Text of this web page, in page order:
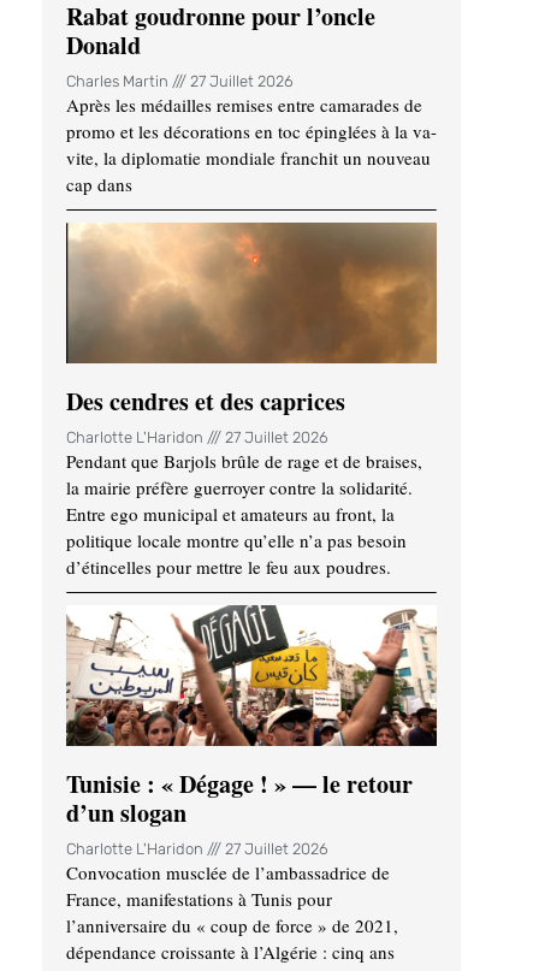
Rabat goudronne pour l’oncle
Donald
Charles Martin 27 Juillet 2026
Après les médailles remises entre camarades de
promo et les décorations en toc épinglées à la va-
vite, la diplomatie mondiale franchit un nouveau
cap dans
Des cendres et des caprices
Charlotte L'Haridon 27 Juillet 2026
Pendant que Barjols brûle de rage et de braises,
la mairie préfère guerroyer contre la solidarité.
Entre ego municipal et amateurs au front, la
politique locale montre qu’elle n’a pas besoin
d’étincelles pour mettre le feu aux poudres.
Tunisie : « Dégage ! » — le retour
d’un slogan
Charlotte L'Haridon 27 Juillet 2026
Convocation musclée de l’ambassadrice de
France, manifestations à Tunis pour
l’anniversaire du « coup de force » de 2021,
dépendance croissante à l’Algérie : cinq ans